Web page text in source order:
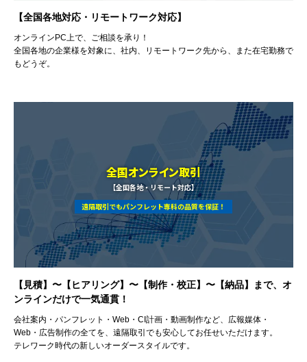
【全国各地対応・リモートワーク対応】
オンラインPC上で、ご相談を承り！
全国各地の企業様を対象に、社内、リモートワーク先から、また在宅勤務で
もどうぞ。
全国オンライン取引
【全国各地・リモート対応】
遠隔取引でもパンフレット専科の品質を保証！
【見積】〜【ヒアリング】〜【制作・校正】〜【納品】まで、オ
ンラインだけで一気通貫！
会社案内・パンフレット・Web・CI計画・動画制作など、広報媒体・
Web・広告制作の全てを、遠隔取引でも安心してお任せいただけます。
テレワーク時代の新しいオーダースタイルです。